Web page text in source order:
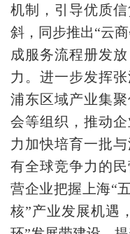
机制，引导优质
斜，同步推出“云
成服务流程册发
力。进一步发挥
浦东区域产业集
会等组织，推动
力加快培育一批
有全球竞争力的
营企业把握上海“
核”产业发展机遇